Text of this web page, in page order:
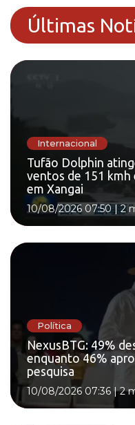
Últimas
Internacional
Tufão Dolphin
ventos de 151 kmh
em Xangai
10/08/2026 07:50|2
Política
NexusBTG: 49%
enquanto 46%
pesquisa
10/08/2026 07:36 |2